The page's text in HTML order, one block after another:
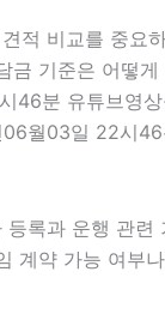
적 비교를 중
금 기준은 어떻
분 유튜브영
월03일 22시46
등록과 운행 관
계약 가능 여부